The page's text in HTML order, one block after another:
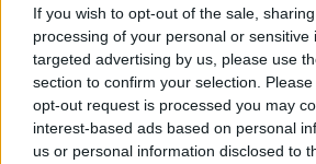
If you wish to opt-out of the sale,
processing of your personal or sensitive
targeted advertising by us, please use
section to confirm your selection.
opt-out request is processed you may
interest-based ads based on personal
us or personal information disclosed to
hatását!